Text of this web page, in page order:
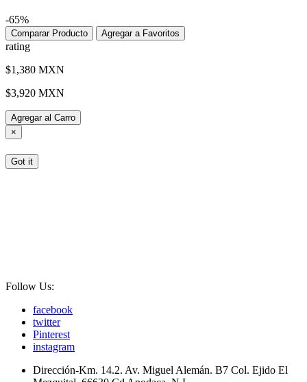
-65%
Comparar Producto Agregar a Favoritos
rating
$1,380 MXN
$3,920 MXN
Agregar al Carro
×
Got it
Follow Us:
facebook
twitter
Pinterest
instagram
Dirección-Km. 14.2. Av. Miguel Alemán. B7 Col. Ejido El